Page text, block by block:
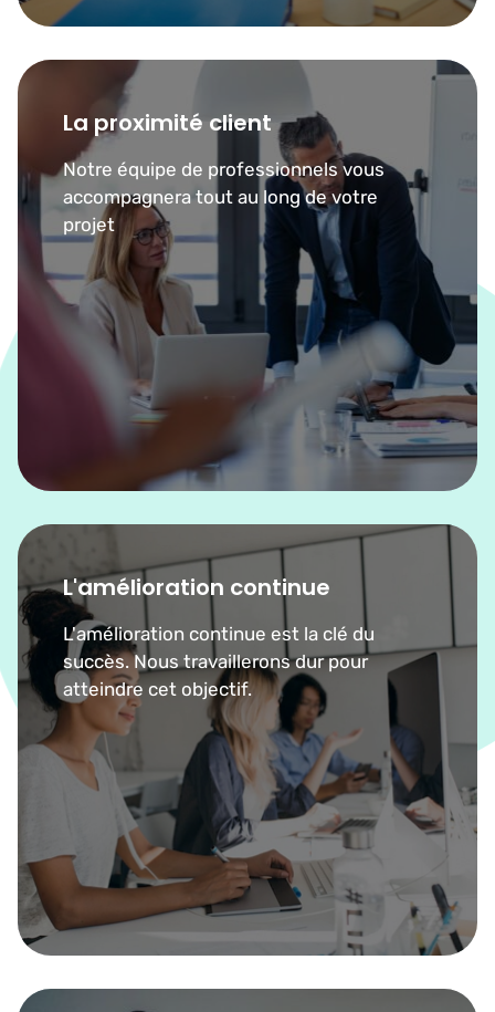
La proximité client
Notre équipe de professionnels vous
accompagnera tout au long de votre
projet
L'amélioration continue
L'amélioration continue est la clé du
succès. Nous travaillerons dur pour
atteindre cet objectif.